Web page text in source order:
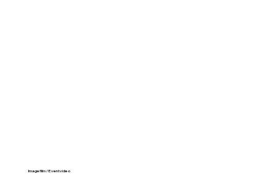
Imagefilm / Eventvideo